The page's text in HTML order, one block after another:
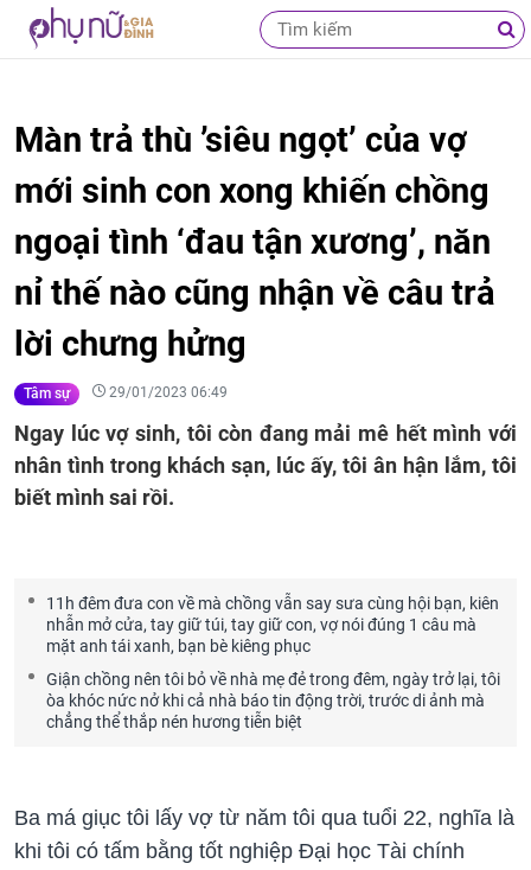
Màn trả thù ’siêu ngọt’ của vợ
mới sinh con xong khiến chồng
ngoại tình ‘đau tận xương’, năn
nỉ thế nào cũng nhận về câu trả
lời chưng hửng
Tâm sự 29/01/2023 06:49
Ngay lúc vợ sinh, tôi còn đang mải mê hết mình với
nhân tình trong khách sạn, lúc ấy, tôi ân hận lắm, tôi
biết mình sai rồi.
11h đêm đưa con về mà chồng vẫn say sưa cùng hội bạn, kiên
nhẫn mở cửa, tay giữ túi, tay giữ con, vợ nói đúng 1 câu mà
mặt anh tái xanh, bạn bè kiêng phục
Giận chồng nên tôi bỏ về nhà mẹ đẻ trong đêm, ngày trở lại, tôi
òa khóc nức nở khi cả nhà báo tin động trời, trước di ảnh mà
chẳng thể thắp nén hương tiễn biệt
Ba má giục tôi lấy vợ từ năm tôi qua tuổi 22, nghĩa là
khi tôi có tấm bằng tốt nghiệp Đại học Tài chính